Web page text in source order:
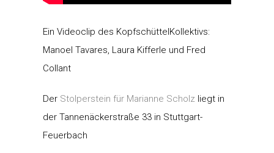
Ein Videoclip des KopfschüttelKollektivs:
Manoel Tavares, Laura Kifferle und Fred
Collant
Der Stolperstein für Marianne Scholz liegt in
der Tannenäckerstraße 33 in Stuttgart-
Feuerbach